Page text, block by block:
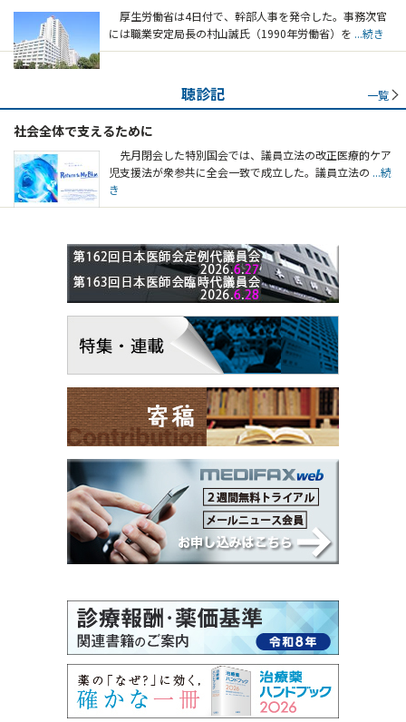
厚生労働省は4日付で、幹部人事を発令した。事務次官
には職業安定局長の村山誠氏（1990年労働省）を ...続き
聴診記 一覧
社会全体で支えるために
先月閉会した特別国会では、議員立法の改正医療的ケア
児支援法が衆参共に全会一致で成立した。議員立法の ...続
き